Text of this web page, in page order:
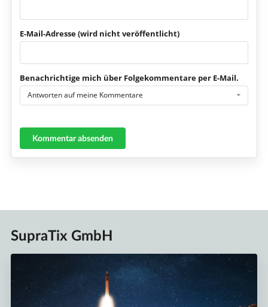
E-Mail-Adresse (wird nicht veröffentlicht)
Benachrichtige mich über Folgekommentare per E-Mail.
Antworten auf meine Kommentare
Kommentar absenden
SupraTix GmbH